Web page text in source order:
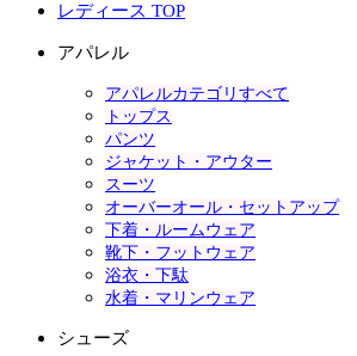
レディース TOP
アパレル
アパレルカテゴリすべて
トップス
パンツ
ジャケット・アウター
スーツ
オーバーオール・セットアップ
下着・ルームウェア
靴下・フットウェア
浴衣・下駄
水着・マリンウェア
シューズ